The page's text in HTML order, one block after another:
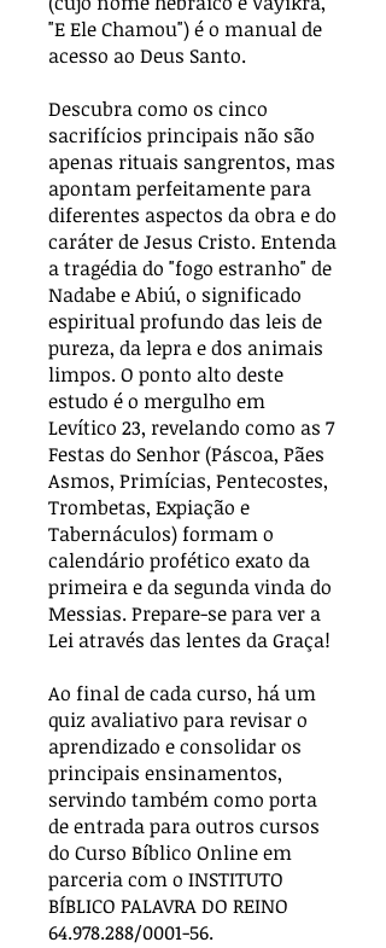
"E Ele Chamou") é o manual de
acesso ao Deus Santo.
Descubra como os cinco
sacrifícios principais não são
apenas rituais sangrentos, mas
apontam perfeitamente para
diferentes aspectos da obra e do
caráter de Jesus Cristo. Entenda
a tragédia do "fogo estranho" de
Nadabe e Abiú, o significado
espiritual profundo das leis de
pureza, da lepra e dos animais
limpos. O ponto alto deste
estudo é o mergulho em
Levítico 23, revelando como as 7
Festas do Senhor (Páscoa, Pães
Asmos, Primícias, Pentecostes,
Trombetas, Expiação e
Tabernáculos) formam o
calendário profético exato da
primeira e da segunda vinda do
Messias. Prepare-se para ver a
Lei através das lentes da Graça!
Ao final de cada curso, há um
quiz avaliativo para revisar o
aprendizado e consolidar os
principais ensinamentos,
servindo também como porta
de entrada para outros cursos
do Curso Bíblico Online em
parceria com o INSTITUTO
BÍBLICO PALAVRA DO REINO
64.978.288/0001-56.